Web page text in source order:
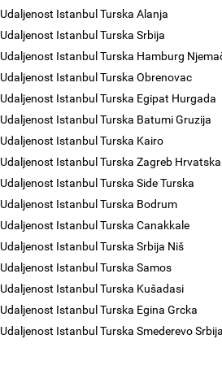
Udaljenost Istanbul Turska Alanja
Udaljenost Istanbul Turska Srbija
Udaljenost Istanbul Turska Hamburg
Udaljenost Istanbul Turska Obrenovac
Udaljenost Istanbul Turska Egipat Hurgada
Udaljenost Istanbul Turska Batumi Gruzija
Udaljenost Istanbul Turska Kairo
Udaljenost Istanbul Turska Zagreb Hrvatska
Udaljenost Istanbul Turska Side Turska
Udaljenost Istanbul Turska Bodrum
Udaljenost Istanbul Turska Canakkale
Udaljenost Istanbul Turska Srbija Niš
Udaljenost Istanbul Turska Samos
Udaljenost Istanbul Turska Kušadasi
Udaljenost Istanbul Turska Egina Grcka
Udaljenost Istanbul Turska Smederevo Srbija